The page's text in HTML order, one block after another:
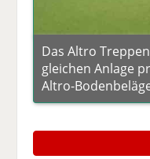
Das Altro
gleichen Anlage
Altro-